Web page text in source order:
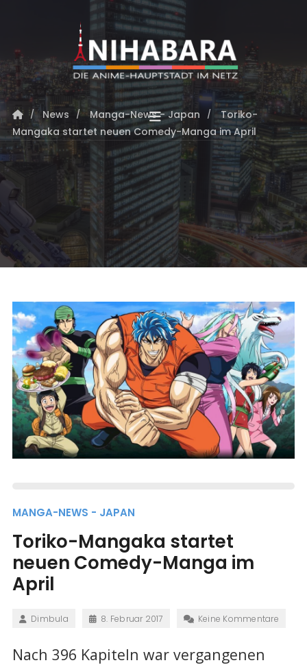
News Manga-News - Japan
Toriko-
Mangaka startet neuen Comedy-Manga im April
MANGA-NEWS - JAPAN
Toriko-Mangaka startet
neuen Comedy-Manga im
April
Dimbula 8. Februar 2017 Keine Kommentare
Nach 396 Kapiteln war vergangenen